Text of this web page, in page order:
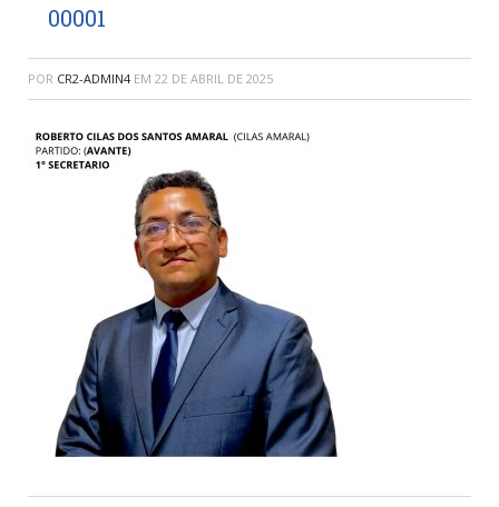
00001
POR CR2-ADMIN4 EM 22 DE ABRIL DE 2025